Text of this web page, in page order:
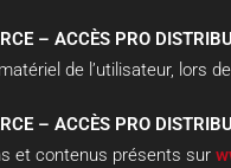
– ACCÈS PRO
de l’utilisateur, lors
– ACCÈS PRO
et contenus présents sur